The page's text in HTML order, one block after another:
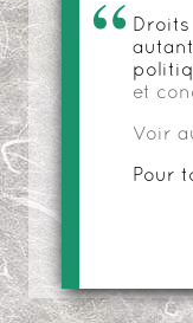
et
Voir
Pour